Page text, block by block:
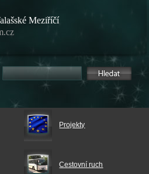
Meziříčí
Projekty
Cestovní ruch